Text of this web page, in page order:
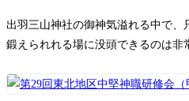
出羽三山神社の御神気溢れる中で、
鍛えられれる場に没頭できるのは非